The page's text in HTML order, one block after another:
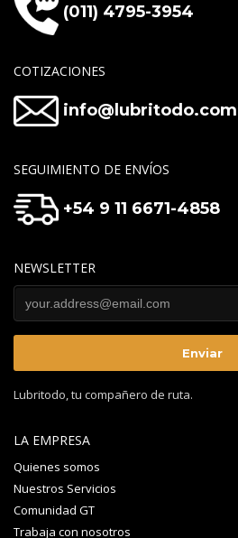
(011) 4795-3954
COTIZACIONES
info@lubritodo.com
SEGUIMIENTO DE ENVÍOS
+54 9 11 6671-4858
NEWSLETTER
Lubritodo, tu compañero de ruta.
LA EMPRESA
Quienes somos
Nuestros Servicios
Comunidad GT
Trabaja con nosotros